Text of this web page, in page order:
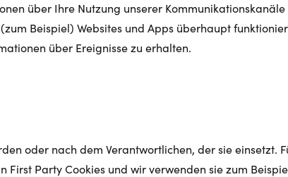
über Ihre Nutzung unserer
Beispiel) Websites und Apps überhaupt
über Ereignisse zu erhalten.
oder nach dem Verantwortlichen, der sie einsetzt.
First Party Cookies und wir verwenden sie zum